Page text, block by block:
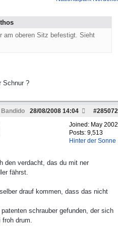
am oberen Sitz befestigt. Sieht
Schnur ?
Bandido #285072
28/08/2008 14:04
Joined: May 2002
Posts: 9,513
Hinter der Sonne
den verdacht, das du mit ner
fährst.
drauf kommen, dass das nicht
schrauber gefunden, der sich
froh drum.